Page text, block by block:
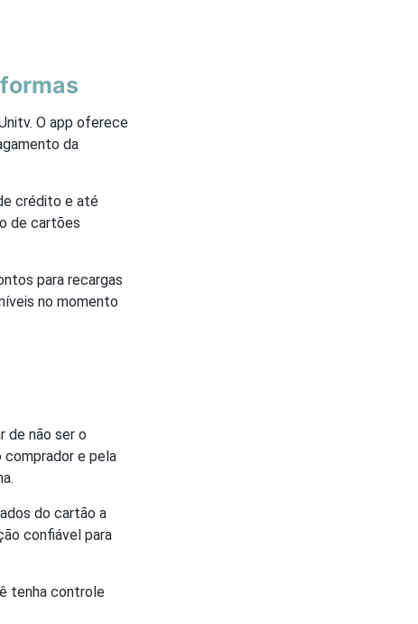
O app oferece
da
crédito e até
de cartões
para recargas
no momento
de não ser o
comprador e pela
do cartão a
confiável para
tenha controle